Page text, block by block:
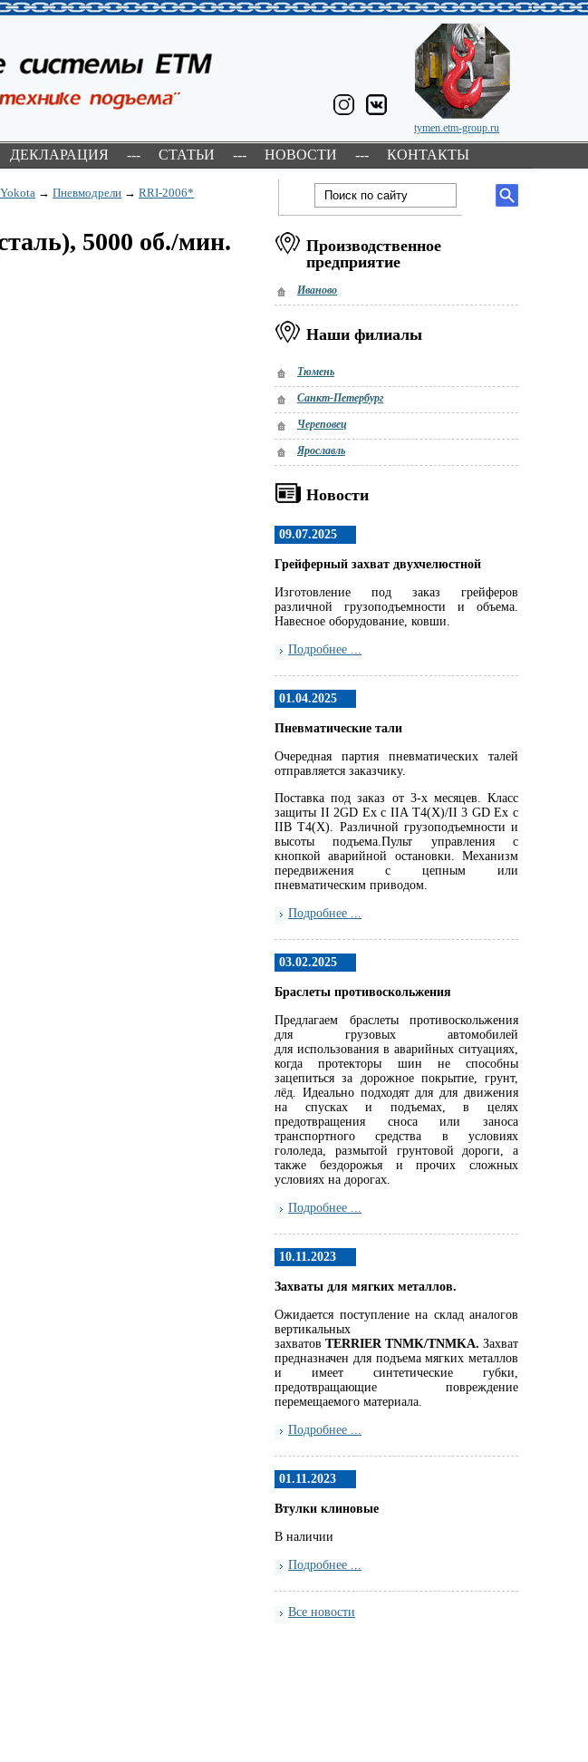
tymen.etm-group.ru
ДЕКЛАРАЦИЯ --- СТАТЬИ --- НОВОСТИ --- КОНТАКТЫ
→ Пневмодрели → RRI-2006*
5000 об./мин.
Производственное
предприятие
Иваново
Наши филиалы
Тюмень
Санкт-Петербург
Череповец
Ярославль
Новости
09.07.2025
Грейферный захват двухчелюстной
Изготовление под заказ грейферов
различной грузоподъемности и объема.
Навесное оборудование, ковши.
Подробнее ...
01.04.2025
Пневматические тали
Очередная партия пневматических талей
отправляется заказчику.
Поставка под заказ от 3-х месяцев. Класс
защиты II 2GD Ex c IIA T4(X)/II 3 GD Ex c
IIB T4(X). Различной грузоподъемности и
высоты подъема.Пульт управления с
кнопкой аварийной остановки. Механизм
передвижения с цепным или
пневматическим приводом.
Подробнее ...
03.02.2025
Браслеты противоскольжения
Предлагаем браслеты противоскольжения
для грузовых автомобилей
для использования в аварийных ситуациях,
когда протекторы шин не способны
зацепиться за дорожное покрытие, грунт,
лёд. Идеально подходят для для движения
на спусках и подъемах, в целях
предотвращения сноса или заноса
транспортного средства в условиях
гололеда, размытой грунтовой дороги, а
также бездорожья и прочих сложных
условиях на дорогах.
Подробнее ...
10.11.2023
Захваты для мягких металлов.
Ожидается поступление на склад аналогов
вертикальных
захватов TERRIERTNMK/TNMKA. Захват
предназначен для подъема мягких металлов
и имеет синтетические губки,
предотвращающие повреждение
перемещаемого материала.
Подробнее ...
01.11.2023
Втулки клиновые
В наличии
Подробнее ...
Все новости